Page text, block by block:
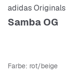
adidas Originals
Samba OG
Farbe: rot/beige